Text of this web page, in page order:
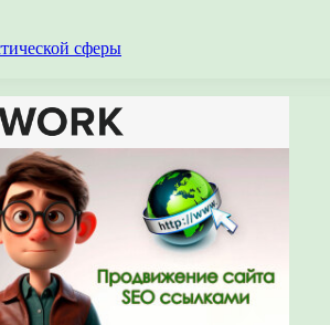
сферы